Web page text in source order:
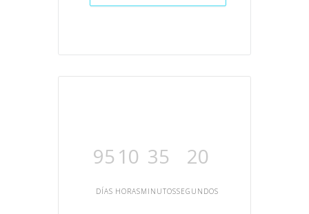
95
DÍAS
10
HORAS
35
MINUTOS
20
SEGUNDOS